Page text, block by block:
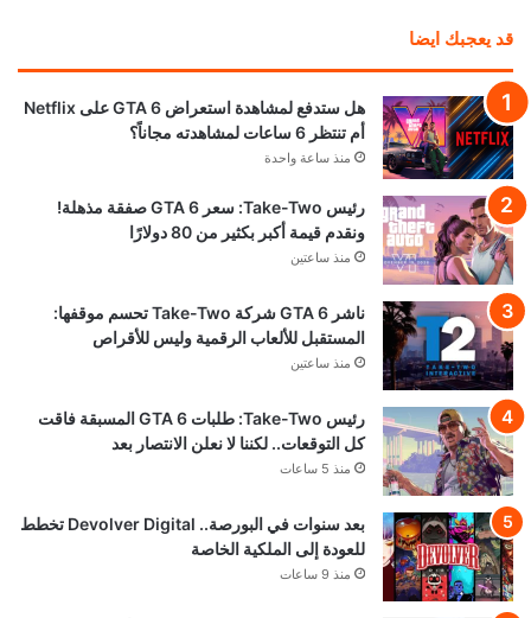
قد يعجبك ايضا
هل ستدفع لمشاهدة استعراض GTA 6 على Netflix
أم تنتظر 6 ساعات لمشاهدته مجاناً؟
منذ ساعة واحدة
رئيس Take-Two: سعر GTA 6 صفقة مذهلة!
ونقدم قيمة أكبر بكثير من 80 دولارًا
منذ ساعتين
ناشر GTA 6 شركة Take-Two تحسم موقفها:
المستقبل للألعاب الرقمية وليس للأقراص
منذ ساعتين
رئيس Take-Two: طلبات GTA 6 المسبقة فاقت
كل التوقعات.. لكننا لا نعلن الانتصار بعد
منذ 5 ساعات
بعد سنوات في البورصة.. Devolver Digital تخطط
للعودة إلى الملكية الخاصة
منذ 9 ساعات